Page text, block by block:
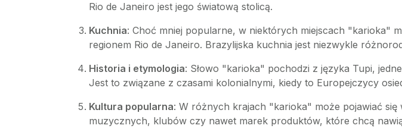
Rio de Janeiro jest jego światową stolicą.
Kuchnia: Choć mniej popularne, w niektórych miejscach "karioka"
regionem Rio de Janeiro. Brazylijska kuchnia jest niezwykle
Historia i etymologia: Słowo "karioka" pochodzi z języka Tupi,
Jest to związane z czasami kolonialnymi, kiedy to Europejczycy
Kultura popularna: W różnych krajach "karioka" może pojawiać
muzycznych, klubów czy nawet marek produktów, które chcą